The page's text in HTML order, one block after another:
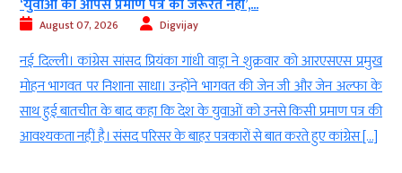
August 07, 2026 Digvijay
नई दिल्ली। कांग्रेस सांसद प्रियंका गांधी वाड्रा ने शुक्रवार को आरएसएस प्रमुख
मोहन भागवत पर निशाना साधा। उन्होंने भागवत की जेन जी और जेन अल्फा के
साथ हुई बातचीत के बाद कहा कि देश के युवाओं को उनसे किसी प्रमाण पत्र की
आवश्यकता नहीं है। संसद परिसर के बाहर पत्रकारों से बात करते हुए कांग्रेस […]